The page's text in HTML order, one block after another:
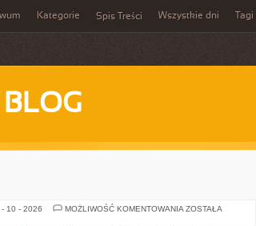
Kategorie Spis Treści Wszystkie dni Tagi
10 - 2026 MOŻLIWOŚĆ KOMENTOWANIA TOPOLOGIA
ZOSTAŁA